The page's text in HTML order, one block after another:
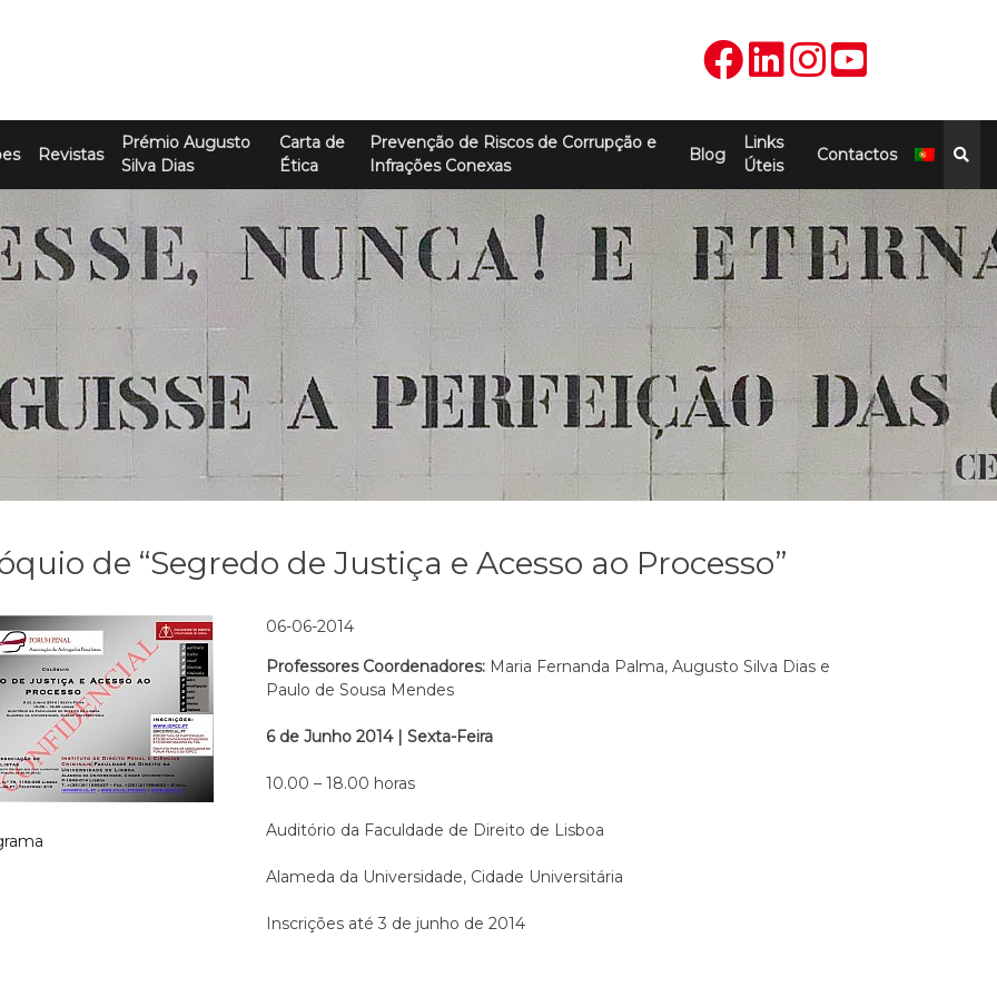
Revistas
Prémio Augusto
Silva Dias
Carta de
Ética
Prevenção de Riscos de Corrupção e
Infrações Conexas
Blog
Links
Úteis
Contactos
de “Segredo de Justiça e Acesso ao Processo”
06-06-2014
Professores Coordenadores:Maria Fernanda Palma, Augusto Silva Dias e
Paulo de Sousa Mendes
6 de Junho 2014 | Sexta-Feira
10.00 – 18.00 horas
Auditório da Faculdade de Direito de Lisboa
Alameda da Universidade, Cidade Universitária
Inscrições até 3 de junho de 2014